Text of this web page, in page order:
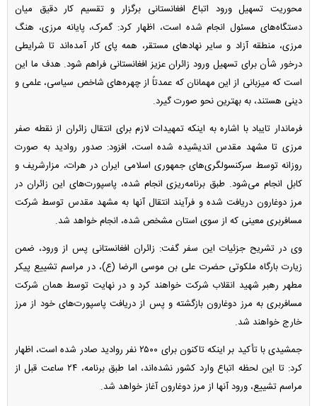
محوریت تسهیل ورود اتباع افغانستانی برگزار و تقسیم کار دقیق میان
دستگاه‌های مسئول انجام شده است، اظهار کرد: گمرک، پایانه مرزی، هنگ
مرزی، منطقه آزاد و سایر نهاد‌های مستقر، همه پای کار آمده‌اند تا شرایطی
درخور شأن برای تسهیل ورود زائران عزیز افغانستانی فراهم شود. هدف ما این
است که میزبانی از این مهمانان که عمدتاً از چهره‌های شاخص سیاسی، علمی و
دینی هستند، به بهترین نحو صورت گیرد.
فرماندار تایباد با اشاره به اینکه تمهیدات لازم برای انتقال زائران از نقطه صفر
مرزی تا مشهد مقدس اندیشیده شده است، افزود: صدور روادید به صورت
روزانه توسط سرکنسولگری‌های جمهوری اسلامی ایران در هرات، مزارشریف و
کابل انجام می‌شود. طبق برنامه‌ریزی انجام شده، پاسپورت‌های این زائران در
مرز دوغارون دریافت شده و فرآیند انتقال آنها به مشهد مقدس توسط شرکت
مسافربری معینی که از سوی استان مشخص شده، انجام خواهد شد.
وی در تشریح جزئیات این سفر گفت: زائران افغانستانی پس از ورود، ضمن
زیارت بارگاه ملکوتی حضرت علی بن موسی الرضا (ع)، در مراسم تشییع پیکر
مطهر رهبر شهید انقلاب شرکت خواهند کرد و در نهایت توسط همان شرکت
مسافربری به مرز دوغارون بازگشته و پس از دریافت پاسپورت‌های خود از مرز
خارج خواهند شد.
جمشیدی با تأکید بر اینکه تاکنون برای ۲۵۰۰ نفر روادید صادر شده است، اظهار
کرد: تا این لحظه اتباع وارد کشور نشده‌اند، اما طبق برنامه، ۲۴ ساعت قبل از
مراسم تشییع، ورود آنها از مرز دوغارون آغاز خواهد شد.